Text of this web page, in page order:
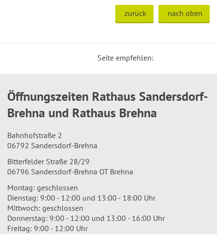
zurück nach oben
Seite empfehlen:
Öffnungszeiten Rathaus Sandersdorf-
Brehna und Rathaus Brehna
Bahnhofstraße 2
06792 Sandersdorf-Brehna
Bitterfelder Straße 28/29
06796 Sandersdorf-Brehna OT Brehna
Montag: geschlossen
Dienstag: 9:00 - 12:00 und 13:00 - 18:00 Uhr
Mittwoch: geschlossen
Donnerstag: 9:00 - 12:00 und 13:00 - 16:00 Uhr
Freitag: 9:00 - 12:00 Uhr